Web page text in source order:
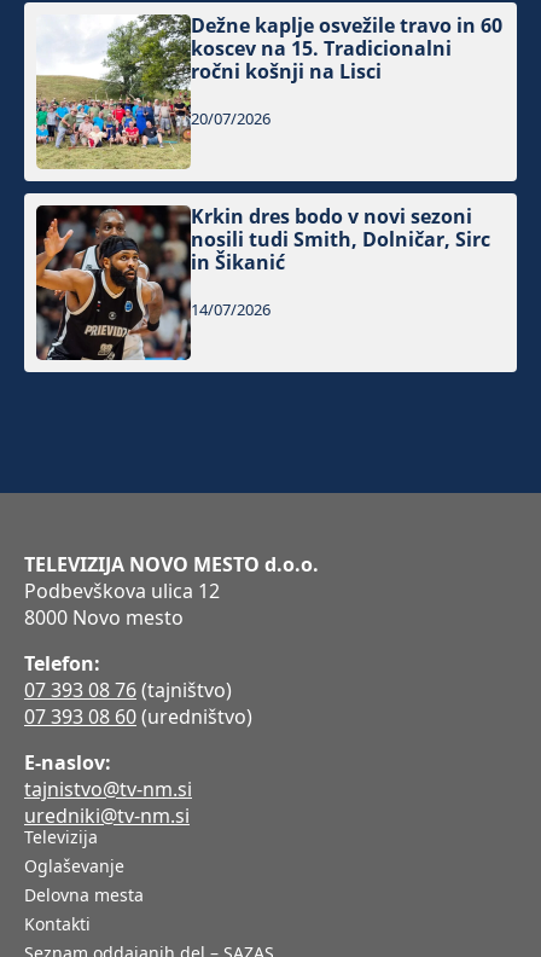
Dežne kaplje osvežile travo in 60
koscev na 15. Tradicionalni
ročni košnji na Lisci
20/07/2026
Krkin dres bodo v novi sezoni
nosili tudi Smith, Dolničar, Sirc
in Šikanić
14/07/2026
TELEVIZIJA NOVO MESTO d.o.o.
Podbevškova ulica 12
8000 Novo mesto
Telefon:
07 393 08 76(tajništvo)
07 393 08 60(uredništvo)
E-naslov:
tajnistvo@tv-nm.si
uredniki@tv-nm.si
Televizija
Oglaševanje
Delovna mesta
Kontakti